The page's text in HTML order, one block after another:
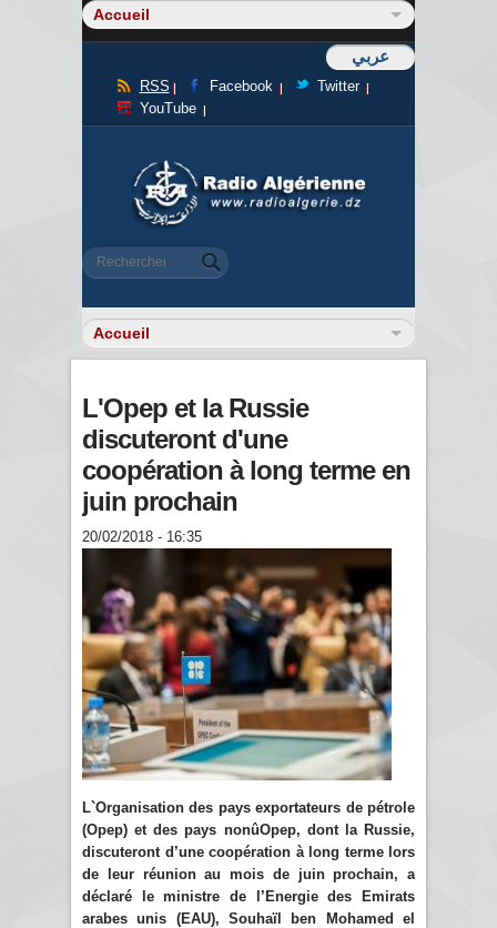
عربي
RSS Facebook
Twitter
YouTube
Formulaire de recherche
Rechercher
L'Opep et la Russie
discuteront d'une
coopération à long terme en
juin prochain
20/02/2018 - 16:35
L`Organisation des pays exportateurs de pétrole
(Opep) et des pays nonûOpep, dont la Russie,
discuteront d’une coopération à long terme lors
de leur réunion au mois de juin prochain, a
déclaré le ministre de l’Energie des Emirats
arabes unis (EAU), Souhaïl ben Mohamed el